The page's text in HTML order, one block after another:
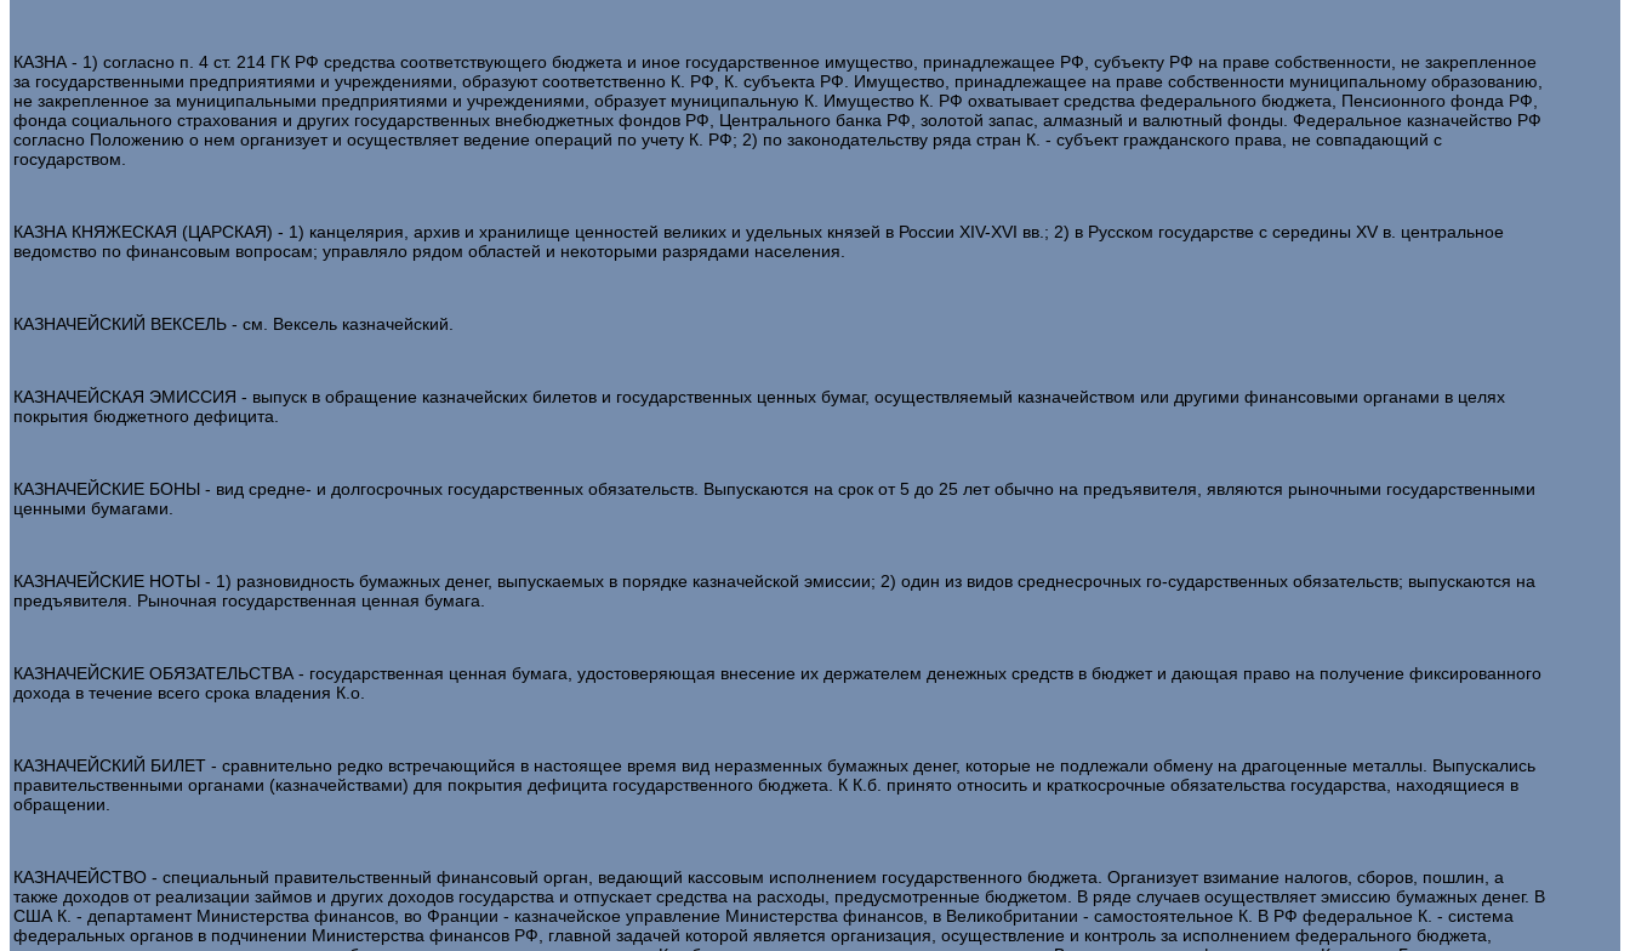
КАЗНА - 1) согласно п. 4 ст. 214 ГК РФ средства соответствующего бюджета и иное государственное имущество, принадлежащее РФ, субъекту РФ на праве собственности, не закрепленное
за государственными предприятиями и учреждениями, образуют соответственно К. РФ, К. субъекта РФ. Имущество, принадлежащее на праве собственности муниципальному образованию,
не закрепленное за муниципальными предприятиями и учреждениями, образует муниципальную К. Имущество К. РФ охватывает средства федерального бюджета, Пенсионного фонда РФ,
фонда социального страхования и других государственных внебюджетных фондов РФ, Центрального банка РФ, золотой запас, алмазный и валютный фонды. Федеральное казначейство РФ
согласно Положению о нем организует и осуществляет ведение операций по учету К. РФ; 2) по законодательству ряда стран К. - субъект гражданского права, не совпадающий с
государством.
КАЗНА КНЯЖЕСКАЯ (ЦАРСКАЯ) - 1) канцелярия, архив и хранилище ценностей великих и удельных князей в России XIV-XVI вв.; 2) в Русском государстве с середины XV в. центральное
ведомство по финансовым вопросам; управляло рядом областей и некоторыми разрядами населения.
КАЗНАЧЕЙСКИЙ ВЕКСЕЛЬ - см. Вексель казначейский.
КАЗНАЧЕЙСКАЯ ЭМИССИЯ - выпуск в обращение казначейских билетов и государственных ценных бумаг, осуществляемый казначейством или другими финансовыми органами в целях
покрытия бюджетного дефицита.
КАЗНАЧЕЙСКИЕ БОНЫ - вид средне- и долгосрочных государственных обязательств. Выпускаются на срок от 5 до 25 лет обычно на предъявителя, являются рыночными государственными
ценными бумагами.
КАЗНАЧЕЙСКИЕ НОТЫ - 1) разновидность бумажных денег, выпускаемых в порядке казначейской эмиссии; 2) один из видов среднесрочных го-сударственных обязательств; выпускаются на
предъявителя. Рыночная государственная ценная бумага.
КАЗНАЧЕЙСКИЕ ОБЯЗАТЕЛЬСТВА - государственная ценная бумага, удостоверяющая внесение их держателем денежных средств в бюджет и дающая право на получение фиксированного
дохода в течение всего срока владения К.о.
КАЗНАЧЕЙСКИЙ БИЛЕТ - сравнительно редко встречающийся в настоящее время вид неразменных бумажных денег, которые не подлежали обмену на драгоценные металлы. Выпускались
правительственными органами (казначействами) для покрытия дефицита государственного бюджета. К К.б. принято относить и краткосрочные обязательства государства, находящиеся в
обращении.
КАЗНАЧЕЙСТВО - специальный правительственный финансовый орган, ведающий кассовым исполнением государственного бюджета. Организует взимание налогов, сборов, пошлин, а
также доходов от реализации займов и других доходов государства и отпускает средства на расходы, предусмотренные бюджетом. В ряде случаев осуществляет эмиссию бумажных денег. В
США К. - департамент Министерства финансов, во Франции - казначейское управление Министерства финансов, в Великобритании - самостоятельное К. В РФ федеральное К. - система
федеральных органов в подчинении Министерства финансов РФ, главной задачей которой является организация, осуществление и контроль за исполнением федерального бюджета,